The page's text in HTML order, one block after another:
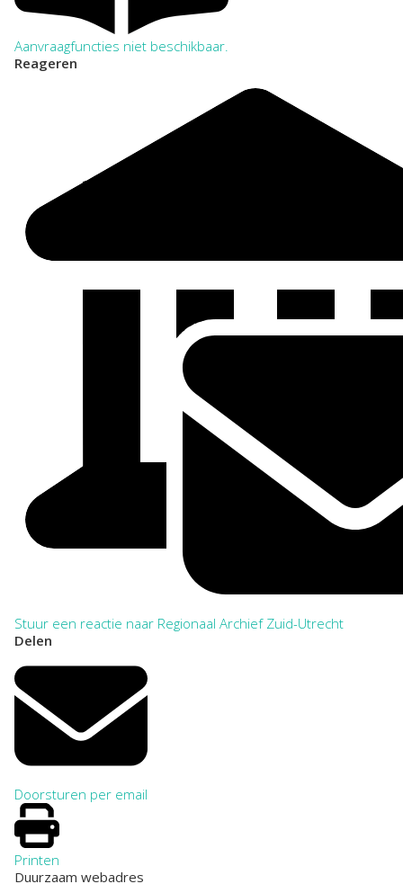
Aanvraagfuncties niet beschikbaar.
Reageren
Stuur een reactie naar Regionaal Archief Zuid-Utrecht
Delen
Doorsturen per email
Printen
Duurzaam webadres